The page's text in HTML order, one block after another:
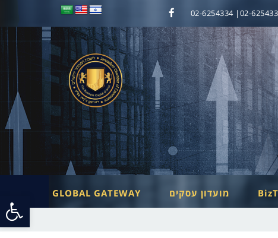
02-6254333| 02-
Facebook
מועדון עסקים GLOBAL GATEWAY